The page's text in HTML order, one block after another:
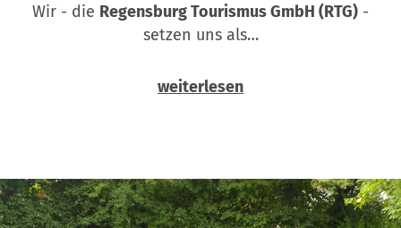
Wir - die Regensburg Tourismus GmbH (RTG) -
setzen uns als…
weiterlesen